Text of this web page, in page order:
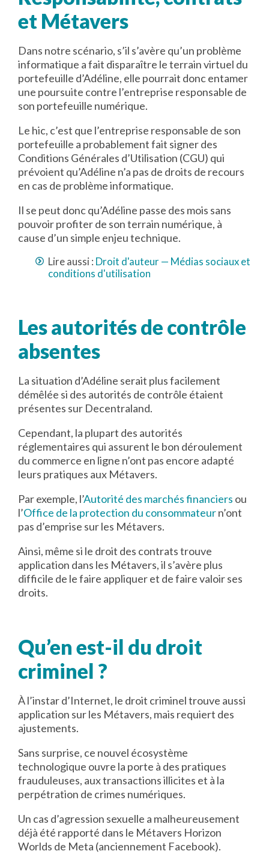
et Métavers
Dans notre scénario, s’il s’avère qu’un problème
informatique a fait disparaître le terrain virtuel du
portefeuille d’Adéline, elle pourrait donc entamer
une poursuite contre l’entreprise responsable de
son portefeuille numérique.
Le hic, c’est que l’entreprise responsable de son
portefeuille a probablement fait signer des
Conditions Générales d’Utilisation (CGU) qui
prévoient qu’Adéline n’a pas de droits de recours
en cas de problème informatique.
Il se peut donc qu’Adéline passe des mois sans
pouvoir profiter de son terrain numérique, à
cause d’un simple enjeu technique.
Lire aussi : Droit d'auteur — Médias sociaux et
conditions d'utilisation
Les autorités de contrôle
absentes
La situation d’Adéline serait plus facilement
démêlée si des autorités de contrôle étaient
présentes sur Decentraland.
Cependant, la plupart des autorités
réglementaires qui assurent le bon déroulement
du commerce en ligne n’ont pas encore adapté
leurs pratiques aux Métavers.
Par exemple, l’Autorité des marchés financiers ou
l’Office de la protection du consommateurn’ont
pas d’emprise sur les Métavers.
Ainsi, même si le droit des contrats trouve
application dans les Métavers, il s’avère plus
difficile de le faire appliquer et de faire valoir ses
droits.
Qu’en est-il du droit
criminel ?
À l’instar d’Internet, le droit criminel trouve aussi
application sur les Métavers, mais requiert des
ajustements.
Sans surprise, ce nouvel écosystème
technologique ouvre la porte à des pratiques
frauduleuses, aux transactions illicites et à la
perpétration de crimes numériques.
Un cas d’agression sexuelle a malheureusement
déjà été rapporté dans le Métavers Horizon
Worlds de Meta (anciennement Facebook).